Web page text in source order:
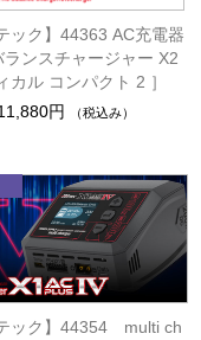
ック】44363 AC充電器
ランスチャージャー X2
カル コンパクト 2 ］
円
（税込み）
テック】44354 multi ch